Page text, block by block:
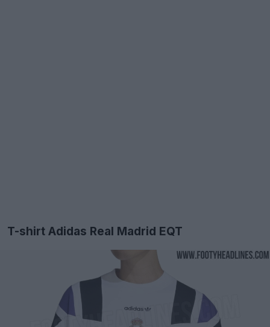
T-shirt Adidas Real Madrid EQT